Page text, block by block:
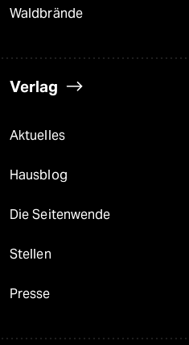
Waldbrände
Verlag
Aktuelles
Hausblog
Die Seitenwende
Stellen
Presse